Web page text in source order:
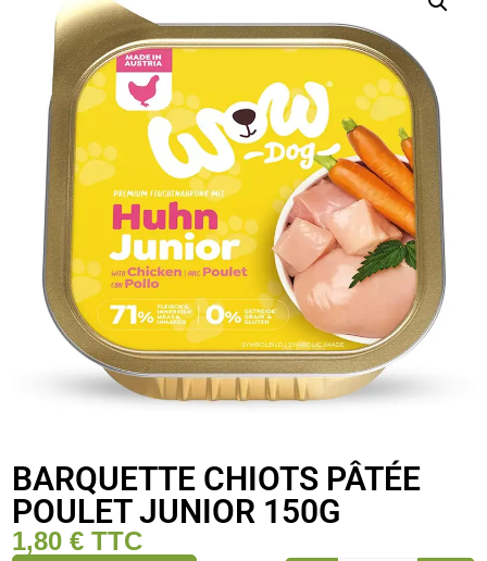
BARQUETTE CHIOTS PÂTÉE
POULET JUNIOR 150G
1,80€ TTC